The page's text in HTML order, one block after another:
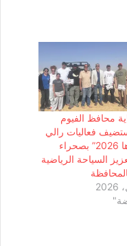
محافظ الفيوم
فعاليات رالي
“رمال باها 2026” بصحراء
السياحة الرياضية